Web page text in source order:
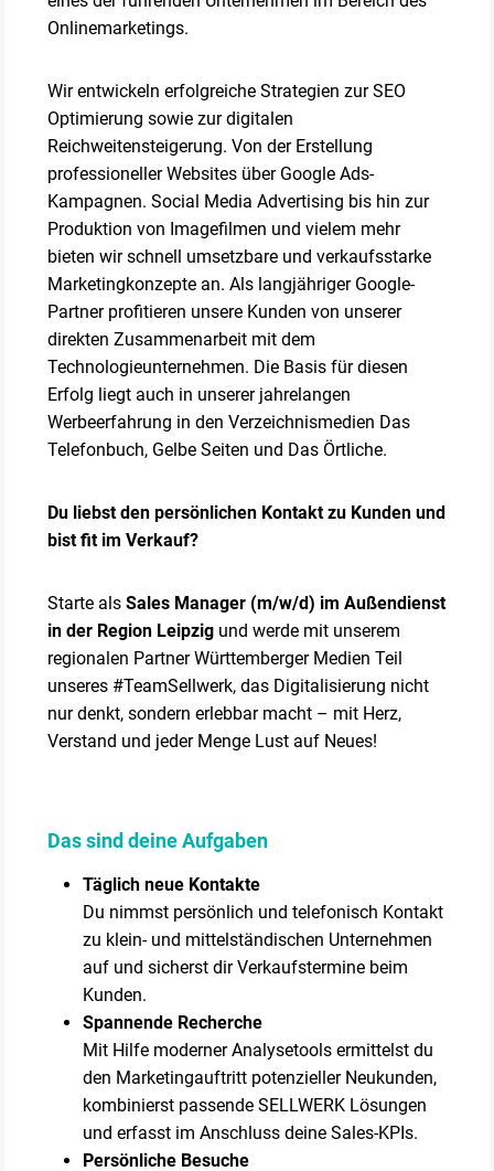
Onlinemarketings.
Wir entwickeln erfolgreiche Strategien zur SEO
Optimierung sowie zur digitalen
Reichweitensteigerung. Von der Erstellung
professioneller Websites über Google Ads-
Kampagnen. Social Media Advertising bis hin zur
Produktion von Imagefilmen und vielem mehr
bieten wir schnell umsetzbare und verkaufsstarke
Marketingkonzepte an. Als langjähriger Google-
Partner profitieren unsere Kunden von unserer
direkten Zusammenarbeit mit dem
Technologieunternehmen. Die Basis für diesen
Erfolg liegt auch in unserer jahrelangen
Werbeerfahrung in den Verzeichnismedien Das
Telefonbuch, Gelbe Seiten und Das Örtliche.
Du liebst den persönlichen Kontakt zu Kunden und
bist fit im Verkauf?
Starte alsSales Manager (m/w/d) im Außendienst
in der Region Leipzig und werde mit unserem
regionalen Partner Württemberger Medien Teil
unseres #TeamSellwerk, das Digitalisierung nicht
nur denkt, sondern erlebbar macht – mit Herz,
Verstand und jeder Menge Lust auf Neues!
Das sind deine Aufgaben
Täglich neue Kontakte
Du nimmst persönlich und telefonisch Kontakt
zu klein- und mittelständischen Unternehmen
auf und sicherst dir Verkaufstermine beim
Kunden.
Spannende Recherche
Mit Hilfe moderner Analysetools ermittelst du
den Marketingauftritt potenzieller Neukunden,
kombinierst passende SELLWERK Lösungen
und erfasst im Anschluss deine Sales-KPIs.
Persönliche Besuche